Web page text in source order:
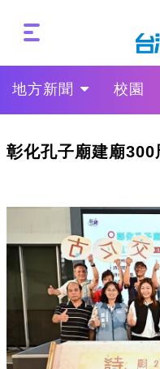
地方新聞 校園
彰化孔子廟建廟